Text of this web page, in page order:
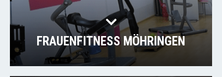
FRAUENFITNESS MÖHRINGEN